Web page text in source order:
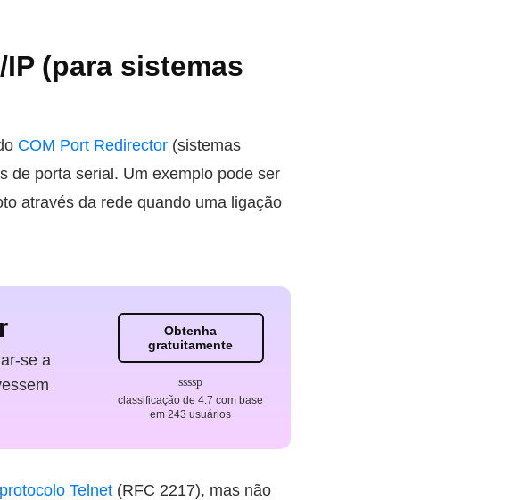
(para sistemas
COM Port Redirector (sistemas
de porta serial. Um exemplo pode ser
através da rede quando uma ligação
se a
Obtenha
gratuitamente
classificação de 4.7 com base
em 243 usuários
protocolo Telnet (RFC 2217), mas não